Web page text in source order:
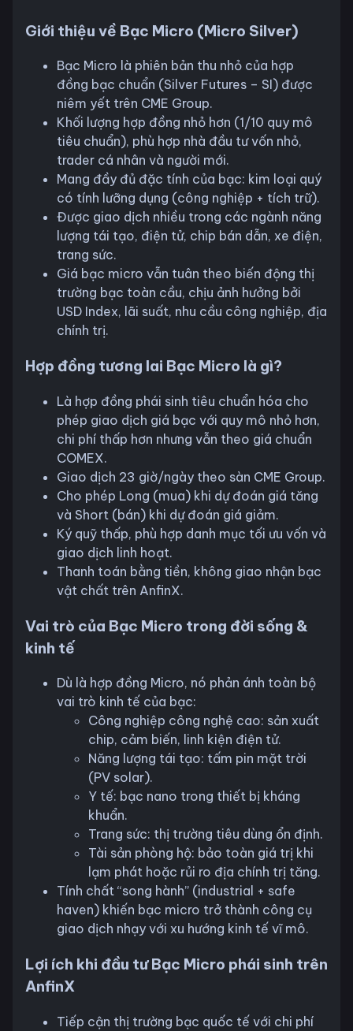
Giới thiệu về Bạc Micro (Micro Silver)
Bạc Micro là phiên bản thu nhỏ của hợp
đồng bạc chuẩn (Silver Futures – SI) được
niêm yết trên CME Group.
Khối lượng hợp đồng nhỏ hơn (1/10 quy mô
tiêu chuẩn), phù hợp nhà đầu tư vốn nhỏ,
trader cá nhân và người mới.
Mang đầy đủ đặc tính của bạc: kim loại quý
có tính lưỡng dụng (công nghiệp + tích trữ).
Được giao dịch nhiều trong các ngành năng
lượng tái tạo, điện tử, chip bán dẫn, xe điện,
trang sức.
Giá bạc micro vẫn tuân theo biến động thị
trường bạc toàn cầu, chịu ảnh hưởng bởi
USD Index, lãi suất, nhu cầu công nghiệp, địa
chính trị.
Hợp đồng tương lai Bạc Micro là gì?
Là hợp đồng phái sinh tiêu chuẩn hóa cho
phép giao dịch giá bạc với quy mô nhỏ hơn,
chi phí thấp hơn nhưng vẫn theo giá chuẩn
COMEX.
Giao dịch 23 giờ/ngày theo sàn CME Group.
Cho phép Long (mua) khi dự đoán giá tăng
và Short (bán) khi dự đoán giá giảm.
Ký quỹ thấp, phù hợp danh mục tối ưu vốn và
giao dịch linh hoạt.
Thanh toán bằng tiền, không giao nhận bạc
vật chất trên AnfinX.
Vai trò của Bạc Micro trong đời sống &
kinh tế
Dù là hợp đồng Micro, nó phản ánh toàn bộ
vai trò kinh tế của bạc:
Công nghiệp công nghệ cao: sản xuất
chip, cảm biến, linh kiện điện tử.
Năng lượng tái tạo: tấm pin mặt trời
(PV solar).
Y tế: bạc nano trong thiết bị kháng
khuẩn.
Trang sức: thị trường tiêu dùng ổn định.
Tài sản phòng hộ: bảo toàn giá trị khi
lạm phát hoặc rủi ro địa chính trị tăng.
Tính chất “song hành” (industrial + safe
haven) khiến bạc micro trở thành công cụ
giao dịch nhạy với xu hướng kinh tế vĩ mô.
Lợi ích khi đầu tư Bạc Micro phái sinh trên
AnfinX
Tiếp cận thị trường bạc quốc tế với chi phí